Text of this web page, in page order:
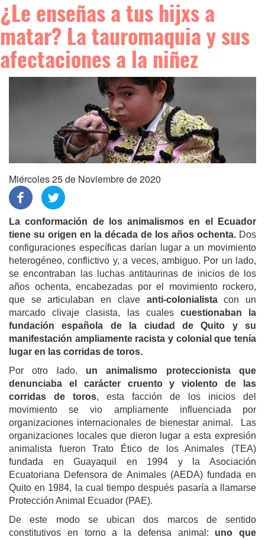
¿Le enseñas a tus hijxs a
matar? La tauromaquia y sus
afectaciones a la niñez
Miércoles 25 de Noviembre de 2020
La conformación de los animalismos en el Ecuador
tiene su origen en la década de los años ochenta. Dos
configuraciones específicas darían lugar a un movimiento
heterogéneo, conflictivo y, a veces, ambiguo. Por un lado,
se encontraban las luchas antitaurinas de inicios de los
años ochenta, encabezadas por el movimiento rockero,
que se articulaban en clave anti-colonialistacon un
marcado clivaje clasista, las cuales cuestionaban la
fundación española de la ciudad de Quito y su
manifestación ampliamente racista y colonial que tenía
lugar en las corridas de toros.
Por otro lado, un animalismo proteccionista que
denunciaba el carácter cruento y violento de las
corridas de toros, esta facción de los inicios del
movimiento se vio ampliamente influenciada por
organizaciones internacionales de bienestar animal .
Las
organizaciones locales que dieron lugar a esta expresión
animalista fueron Trato Ético de los Animales (TEA)
fundada en Guayaquil en 1994 y la Asociación
Ecuatoriana Defensora de Animales (AEDA) fundada en
Quito en 1984, la cual tiempo después pasaría a llamarse
Protección Animal Ecuador (PAE).
De este modo se ubican dos marcos de sentido
constitutivos en torno a la defensa animal: uno que